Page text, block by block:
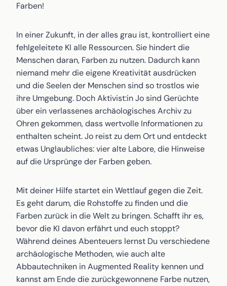
Farben!
In einer Zukunft, in der alles grau ist, kontrolliert eine
fehlgeleitete KI alle Ressourcen. Sie hindert die
Menschen daran, Farben zu nutzen. Dadurch kann
niemand mehr die eigene Kreativität ausdrücken
und die Seelen der Menschen sind so trostlos wie
ihre Umgebung. Doch Aktivist:in Jo sind Gerüchte
über ein verlassenes archäologisches Archiv zu
Ohren gekommen, dass wertvolle Informationen zu
enthalten scheint. Jo reist zu dem Ort und entdeckt
etwas Unglaubliches: vier alte Labore, die Hinweise
auf die Ursprünge der Farben geben.
Mit deiner Hilfe startet ein Wettlauf gegen die Zeit.
Es geht darum, die Rohstoffe zu finden und die
Farben zurück in die Welt zu bringen. Schafft ihr es,
bevor die KI davon erfährt und euch stoppt?
Während deines Abenteuers lernst Du verschiedene
archäologische Methoden, wie auch alte
Abbautechniken in Augmented Reality kennen und
kannst am Ende die zurückgewonnene Farbe nutzen,